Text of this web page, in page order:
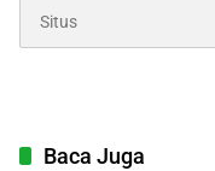
Baca Juga